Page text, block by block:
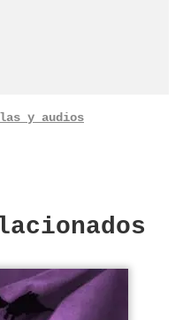
y audios